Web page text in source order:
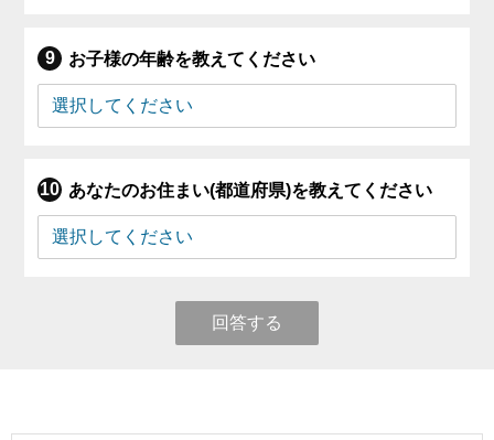
お子様の年齢を教えてください
あなたのお住まい(都道府県)を教えてください
回答する